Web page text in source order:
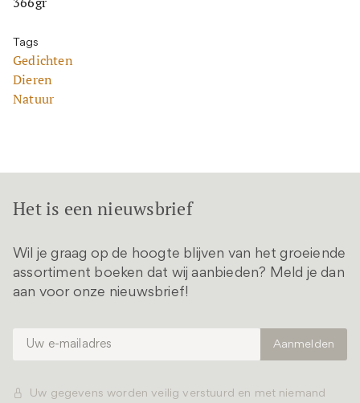
Tags
Gedichten
Dieren
Natuur
Het is een nieuwsbrief
Wil je graag op de hoogte blijven van het groeiende
assortiment boeken dat wij aanbieden? Meld je dan
aan voor onze nieuwsbrief!
Uw gegevens worden veilig verstuurd en met niemand